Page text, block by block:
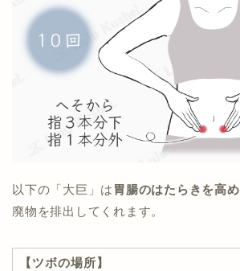
以下の「大巨」は 胃腸のはたらきを高め
廃物を排出してくれます。
【ツボの場所】